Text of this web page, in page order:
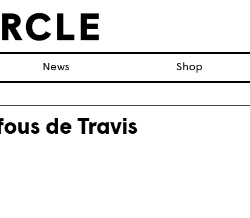
News Shop
de Travis